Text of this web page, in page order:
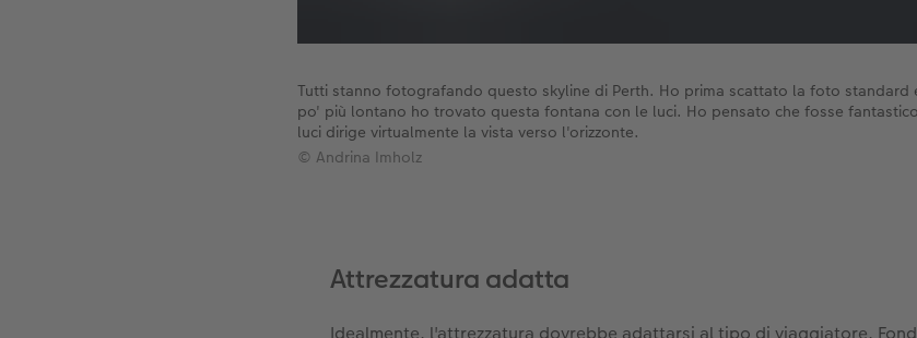
Tutti stanno fotografando questo skyline di Perth. Ho prima scattato la foto
po' più lontano ho trovato questa fontana con le luci. Ho pensato che fosse
luci dirige virtualmente la vista verso l'orizzonte.
© Andrina Imholz
Attrezzatura adatta
Idealmente, l'attrezzatura dovrebbe adattarsi al tipo di viaggiatore.